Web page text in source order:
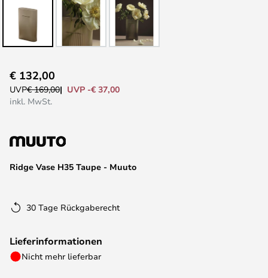
Anfang
der
Ridge Vase H35 Taupe - Muuto
€ 132,00
UVP€ 169,00
UVP -€ 37,00
inkl. MwSt.
30 Tage Rückgaberecht
Lieferinformationen
Nicht mehr lieferbar